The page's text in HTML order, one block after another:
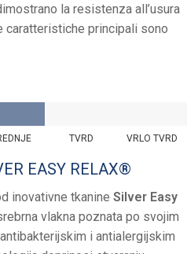
la resistenza all’usura
caratteristiche principali sono
TVRD VRLO TVRD
EASY RELAX®
inovativne tkanine Silver Easy
vlakna poznata po svojim
i antialergijskim